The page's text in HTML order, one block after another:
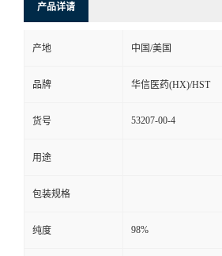
方
产品详请
产地 中国/美国
品牌 华信医药(HX)/HST
货号 53207-00-4
用途
包装规格
纯度 98%